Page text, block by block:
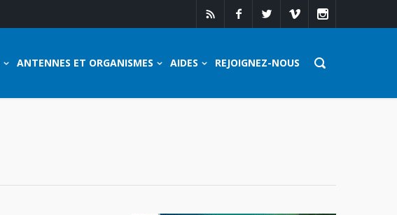
ANTENNES ET ORGANISMES AIDES REJOIGNEZ-NOUS